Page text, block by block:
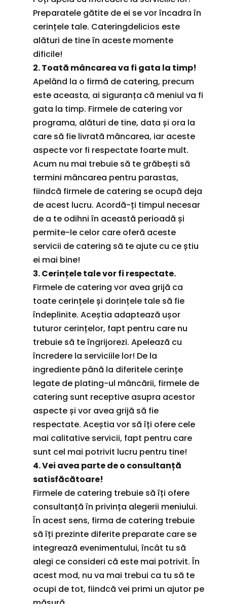
Preparatele gătite de ei se vor încadra în
cerințele tale. Cateringdelicios este
alături de tine în aceste momente
dificile!
2. Toată mâncarea va fi gata la timp!
Apelând la o firmă de catering, precum
este aceasta, ai siguranța că meniul va fi
gata la timp. Firmele de catering vor
programa, alături de tine, data și ora la
care să fie livrată mâncarea, iar aceste
aspecte vor fi respectate foarte mult.
Acum nu mai trebuie să te grăbești să
termini mâncarea pentru parastas,
fiindcă firmele de catering se ocupă deja
de acest lucru. Acordă-ți timpul necesar
de a te odihni în această perioadă și
permite-le celor care oferă aceste
servicii de catering să te ajute cu ce știu
ei mai bine!
3. Cerințele tale vor fi respectate.
Firmele de catering vor avea grijă ca
toate cerințele și dorințele tale să fie
îndeplinite. Aceștia adaptează ușor
tuturor cerințelor, fapt pentru care nu
trebuie să te îngrijorezi. Apelează cu
încredere la serviciile lor! De la
ingrediente până la diferitele cerințe
legate de plating-ul mâncării, firmele de
catering sunt receptive asupra acestor
aspecte și vor avea grijă să fie
respectate. Aceștia vor să îți ofere cele
mai calitative servicii, fapt pentru care
sunt cel mai potrivit lucru pentru tine!
4. Vei avea parte de o consultanță
satisfăcătoare!
Firmele de catering trebuie să îți ofere
consultanță în privința alegerii meniului.
În acest sens, firma de catering trebuie
să îți prezinte diferite preparate care se
integrează evenimentului, încât tu să
alegi ce consideri că este mai potrivit. În
acest mod, nu va mai trebui ca tu să te
ocupi de tot, fiindcă vei primi un ajutor pe